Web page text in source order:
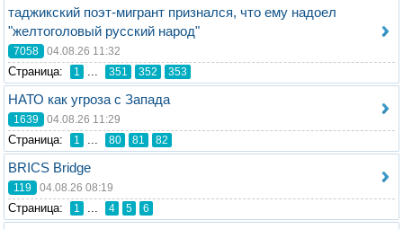
таджикский поэт-мигрант признался, что ему надоел
"желтоголовый русский народ"
7058 04.08.26 11:32
Стрaница: 1 351 352 353
НАТО как угроза с Запада
1639 04.08.26 11:29
Стрaница: 1 80 81 82
BRICS Bridge
119 04.08.26 08:19
Стрaница: 1 4 5 6